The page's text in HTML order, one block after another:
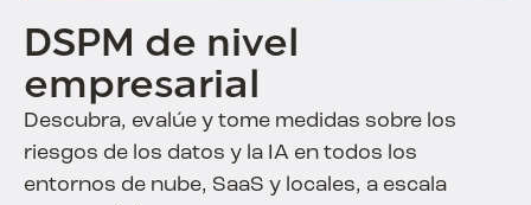
DSPM de nivel
empresarial
Descubra, evalúe y tome medidas sobre los
riesgos de los datos y la IA en todos los
entornos de nube, SaaS y locales, a escala